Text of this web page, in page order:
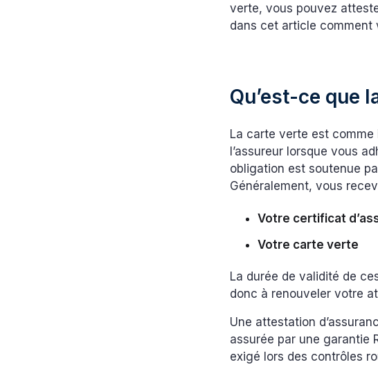
verte, vous pouvez
dans cet article comment
Qu’est-ce que
La carte verte est
l’assureur lorsque vous
obligation est soutenue
Généralement, vous
Votre certificat
Votre carte verte
La durée de validité de
donc à renouveler votre
Une attestation
assurée par une garantie
exigé lors des contrôles